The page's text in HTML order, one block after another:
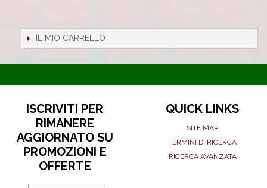
IL MIO CARRELLO
ISCRIVITI PER
RIMANERE
AGGIORNATO SU
PROMOZIONI E
OFFERTE
QUICK LINKS
SITE MAP
TERMINI DI RICERCA
RICERCA AVANZATA